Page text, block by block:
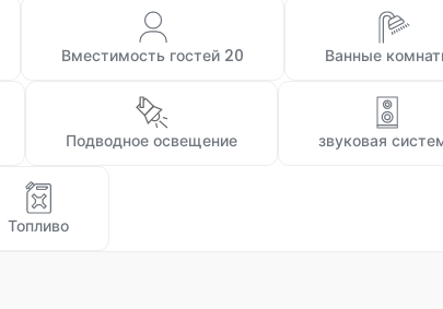
Вместимость гостей 20 Ванные
Подводное освещение звуковая
Топливо